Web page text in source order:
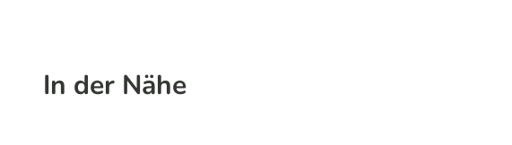
In der Nähe